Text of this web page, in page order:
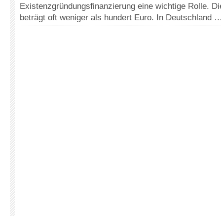
Existenzgründungsfinanzierung eine wichtige Rolle.
beträgt oft weniger als hundert Euro. In Deutschland